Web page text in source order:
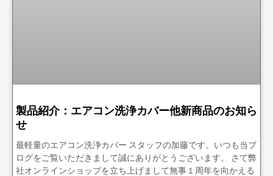
製品紹介：エアコン洗浄カバー他新商品のお知ら
せ
最軽量のエアコン洗浄カバー スタッフの加藤です。いつも当ブ
ログをご覧いただきまして誠にありがとうございます。 さて弊
社オンラインショップを立ち上げまして無事１周年を向かえる